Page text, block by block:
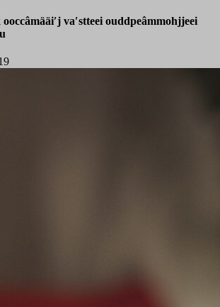
ooccâmääiʹj vaʹstteei ouddpeâmmohjjeei